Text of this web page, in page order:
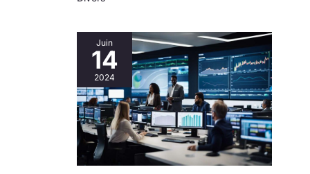
Juin
14
2024